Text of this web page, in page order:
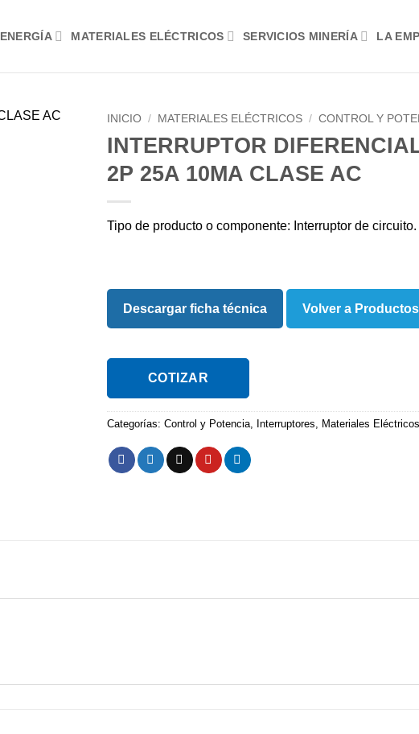
ENERGÍA MATERIALES ELÉCTRICOS SERVICIOS MINERÍA LA
INICIO / MATERIALES ELÉCTRICOS / CONTROL Y
INTERRUPTOR
2P 25A 10MA CLASE AC
Tipo de producto o componente: Interruptor de circuito.
Descargar ficha técnica Volver a Productos
COTIZAR
Categorías: Control y Potencia, Interruptores, Materiales Eléctricos